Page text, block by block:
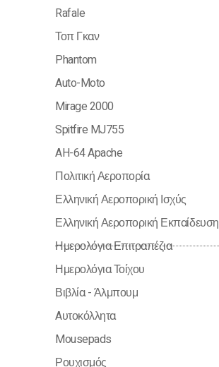
Rafale
Τοπ Γκαν
Phantom
Auto-Moto
Mirage 2000
Spitfire MJ755
AH-64 Apache
Πολιτική Αεροπορία
Ελληνική Αεροπορική Ισχύς
Ελληνική Αεροπορική Εκπαίδευση
Ημερολόγια Επιτραπέζια
Ημερολόγια Τοίχου
Βιβλία - Άλμπουμ
Aυτοκόλλητα
Mousepads
Ρουχισμός